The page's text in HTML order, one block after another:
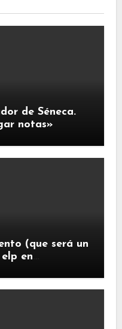
de Séneca.
notas»
(que será un
en